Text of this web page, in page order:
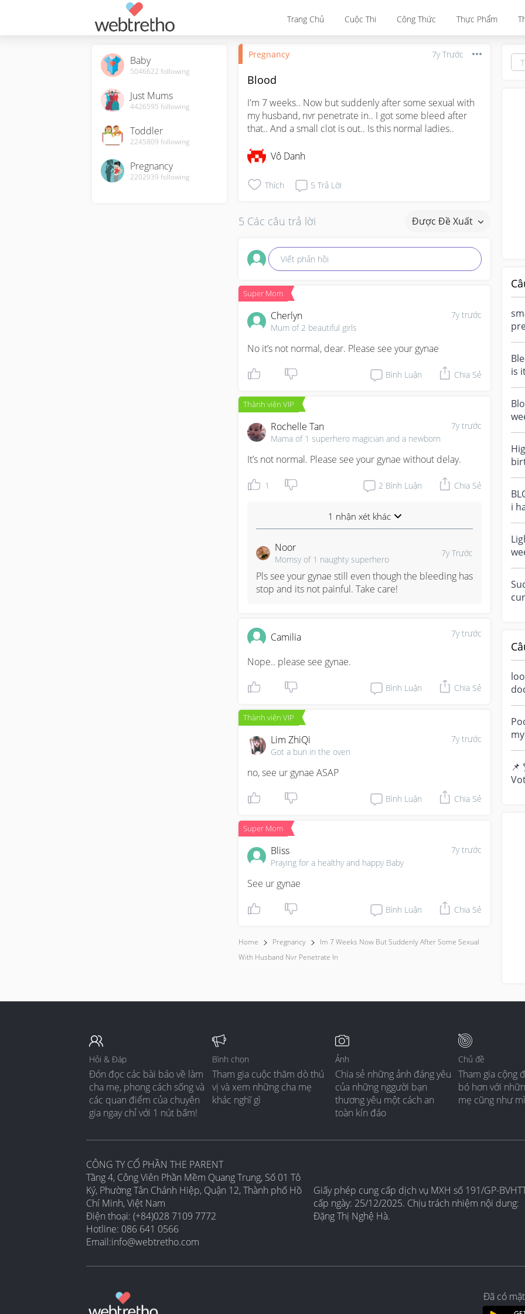
Trang Chủ Cuộc Thi Công Thức Thực Phẩm
Baby
5046622 following
Just Mums
4426595 following
Toddler
2245809 following
Pregnancy
2202939 following
Pregnancy 7y Trước
Blood
I'm 7 weeks.. Now but suddenly after some sexual with
my husband, nvr penetrate in.. I got some bleed after
that.. And a small clot is out.. Is this normal ladies..
Vô Danh
Thích 5 Trả Lời
5 Các câu trả lời Được Đề Xuất
Viết phản hồi
Super Mom
7y trước
Cherlyn
Mum of 2 beautiful girls
No it’s not normal, dear. Please see your gynae
Bình Luận Chia Sẻ
Thành viên VIP
7y trước
Rochelle Tan
Mama of 1 superhero magician and a newborn
It’s not normal. Please see your gynae without delay.
1 2 Bình Luận Chia Sẻ
1 nhận xét khác
Noor
Momsy of 1 naughty superhero
7y Trước
Pls see your gynae still even though the bleeding has
stop and its not painful. Take care!
7y trước
Camilia
Nope.. please see gynae.
Bình Luận Chia Sẻ
Thành viên VIP
7y trước
Lim ZhiQi
Got a bun in the oven
no, see ur gynae ASAP
Bình Luận Chia Sẻ
Super Mom
7y trước
Bliss
Praying for a healthy and happy Baby
See ur gynae
Bình Luận Chia Sẻ
Home Pregnancy
Im 7 Weeks Now But Suddenly After Some Sexual
With Husband Nvr Penetrate In
is
i
pe...
a
📌
Hỏi & Đáp
Đón đọc các bài báo về làm
cha mẹ, phong cách sống và
các quan điểm của chuyên
gia ngay chỉ với 1 nút bấm!
Bình chọn
Tham gia cuộc thăm dò thú
vị và xem những cha mẹ
khác nghĩ gì
Ảnh
Chia sẻ những ảnh đáng yêu
của những nggười bạn
thương yêu một cách an
toàn kín đáo
Chủ đề
Tham gia cộng
bó hơn với
mẹ cũng như
CÔNG TY CỔ PHẦN THE PARENT
Tầng 4, Công Viên Phần Mềm Quang Trung, Số 01 Tô
Ký, Phường Tân Chánh Hiệp, Quận 12, Thành phố Hồ
Chí Minh, Việt Nam
Điện thoại: (+84)028 7109 7772
Hotline: 086 641 0566
Email:info@webtretho.com
Giấy phép cung cấp dịch vụ MXH số 191/GP-
cấp ngày: 25/12/2025. Chịu trách nhiệm nội dung:
Đặng Thị Nghệ Hà.
Đã có